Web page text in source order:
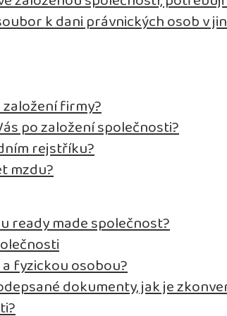
k dani právnických osob v
firmy?
po založení společnosti?
rejstříku?
mzdu?
ready made společnost?
fyzickou osobou?
dokumenty, jak je